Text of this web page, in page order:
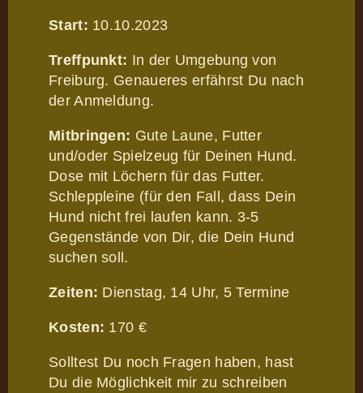
Start: 10.10.2023
Treffpunkt: In der Umgebung von
Freiburg. Genaueres erfährst Du nach
der Anmeldung.
Mitbringen: Gute Laune, Futter
und/oder Spielzeug für Deinen Hund.
Dose mit Löchern für das Futter.
Schleppleine (für den Fall, dass Dein
Hund nicht frei laufen kann. 3-5
Gegenstände von Dir, die Dein Hund
suchen soll.
Zeiten: Dienstag, 14 Uhr, 5 Termine
Kosten: 170 €
Solltest Du noch Fragen haben, hast
Du die Möglichkeit mir zu schreiben